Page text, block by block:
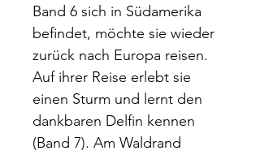
Band 6 sich in Südamerika
befindet, möchte sie wieder
zurück nach Europa reisen.
Auf ihrer Reise erlebt sie
einen Sturm und lernt den
dankbaren Delfin kennen
(Band 7). Am Waldrand